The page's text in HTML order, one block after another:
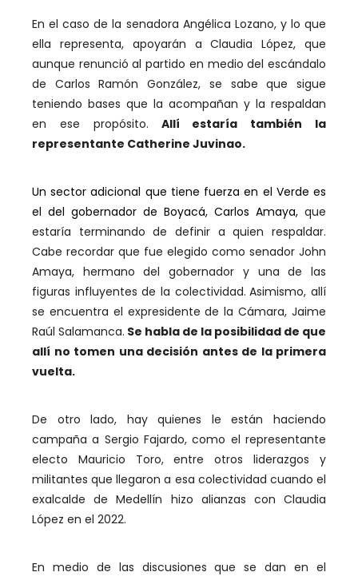
En el caso de la senadora Angélica Lozano, y lo que
ella representa, apoyarán a Claudia López, que
aunque renunció al partido en medio del escándalo
de Carlos Ramón González, se sabe que sigue
teniendo bases que la acompañan y la respaldan
en ese propósito. Allí estaría también la
representante Catherine Juvinao.
Un sector adicional que tiene fuerza en el Verde es
el del gobernador de Boyacá, Carlos Amaya, que
estaría terminando de definir a quien respaldar.
Cabe recordar que fue elegido como senador John
Amaya, hermano del gobernador y una de las
figuras influyentes de la colectividad. Asimismo, allí
se encuentra el expresidente de la Cámara, Jaime
Raúl Salamanca. Se habla de la posibilidad de que
allí no tomen una decisión antes de la primera
vuelta.
De otro lado, hay quienes le están haciendo
campaña a Sergio Fajardo, como el representante
electo Mauricio Toro, entre otros liderazgos y
militantes que llegaron a esa colectividad cuando el
exalcalde de Medellín hizo alianzas con Claudia
López en el 2022.
En medio de las discusiones que se dan en el